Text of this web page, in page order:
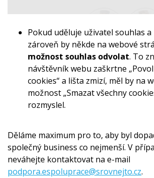
Pokud uděluje uživatel souhlas
zároveň by někde na webové
možnost souhlas odvolat. To
návštěvník webu zaškrtne
cookies“ a lišta zmizí, měl by na
možnost „Smazat všechny
rozmyslel.
Děláme maximum pro to, aby byl
společný business co nejmenší. V
neváhejte kontaktovat na e-mail
podpora.espoluprace@srovnejto.cz.